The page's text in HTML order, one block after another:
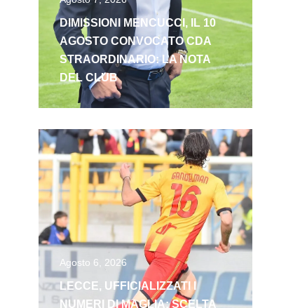
DIMISSIONI MENCUCCI, IL 10
AGOSTO CONVOCATO CDA
STRAORDINARIO: LA NOTA
DEL CLUB
Agosto 6, 2026
LECCE, UFFICIALIZZATI I
NUMERI DI MAGLIA: SCELTA